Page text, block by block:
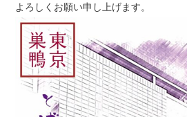
よろしくお願い申し上げます。